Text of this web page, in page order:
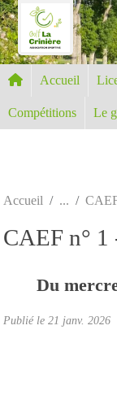
Accueil
Compétitions Le
Accueil
CAEF n° 1
Du
Publié le 21 janv. 2026
Panneau de gestion